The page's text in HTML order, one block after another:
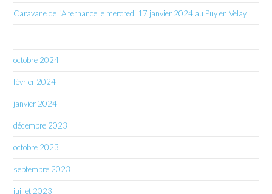
Caravane de l’Alternance le mercredi 17 janvier 2024 au Puy en Velay
octobre 2024
février 2024
janvier 2024
décembre 2023
octobre 2023
septembre 2023
juillet 2023